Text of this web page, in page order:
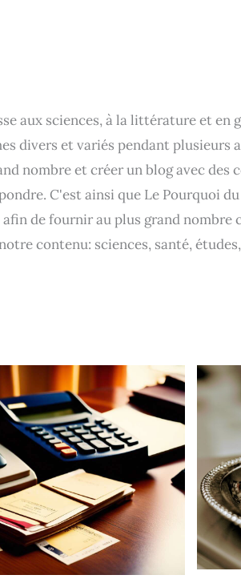
aux sciences, à la littérature et en
divers et variés pendant plusieurs
nombre et créer un blog avec
C'est ainsi que Le Pourquoi
de fournir au plus grand nombre
contenu: sciences, santé,